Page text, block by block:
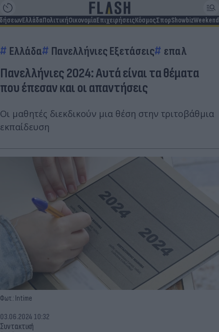
ΕλλάδαΠολιτικήΟικονομίαΕπιχειρήσειςΚόσμοςΣπορShowbizWeekend
Ελλάδα Πανελλήνιες Εξετάσεις επαλ
Πανελλήνιες 2024: Αυτά είναι τα θέματα
που έπεσαν και οι απαντήσεις
Οι μαθητές διεκδικούν μια θέση στην τριτοβάθμια
εκπαίδευση
Φωτ.: Intime
Συντακτική
03.06.2024 10:32